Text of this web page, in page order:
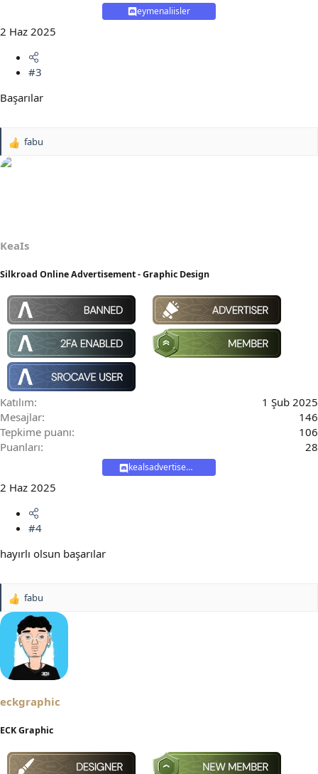
eymenaliisler
2 Haz 2025
#3
Başarılar
T
e
:
fabu
KeaIs
Silkroad Online Advertisement - Graphic Design
Katılım
1 Şub 2025
Mesajlar
146
Tepkime puanı
106
Puanları
28
kealsadvertisement
2 Haz 2025
#4
hayırlı olsun başarılar
T
e
e
:
fabu
eckgraphic
ECK Graphic